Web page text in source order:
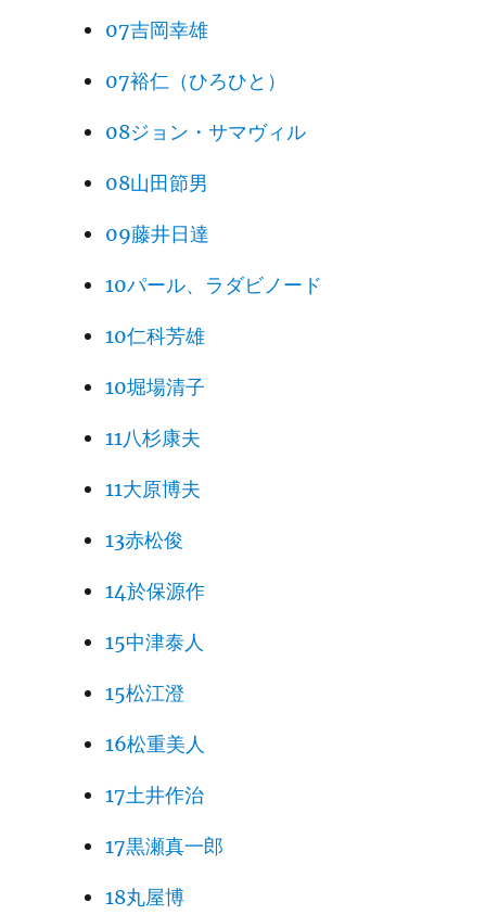
07吉岡幸雄
07裕仁（ひろひと）
08ジョン・サマヴィル
08山田節男
09藤井日達
10パール、ラダビノード
10仁科芳雄
10堀場清子
11八杉康夫
11大原博夫
13赤松俊
14於保源作
15中津泰人
15松江澄
16松重美人
17土井作治
17黒瀬真一郎
18丸屋博